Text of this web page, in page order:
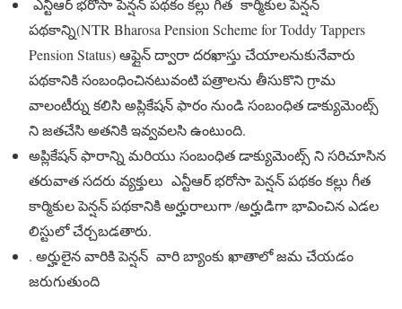
ఎన్టీఆర్ భరోసా పెన్షన్ పథకం కల్లు గీత కార్మికుల పెన్షన్
పథకాన్ని(NTR Bharosa Pension Scheme for Toddy Tappers
Pension Status) ఆఫ్లైన్ ద్వారా దరఖాస్తు చేయాలనుకునేవారు
పథకానికి సంబంధించినటువంటి పత్రాలను తీసుకొని గ్రామ
వాలంటీర్ను కలిసి అప్లికేషన్ ఫారం నుండి సంబంధిత డాక్యుమెంట్స్
ని జతచేసి అతనికి ఇవ్వవలసి ఉంటుంది.
అప్లికేషన్ ఫారాన్ని మరియు సంబంధిత డాక్యుమెంట్స్ ని సరిచూసిన
తరువాత సదరు వ్యక్తులు ఎన్టీఆర్ భరోసా పెన్షన్ పథకం కల్లు గీత
కార్మికుల పెన్షన్ పథకానికి అర్హురాలుగా /అర్హుడిగా భావించిన ఎడల
లిస్టులో చేర్చబడతారు.
. అర్హులైన వారికి పెన్షన్ వారి బ్యాంకు ఖాతాలో జమ చేయడం
జరుగుతుంది